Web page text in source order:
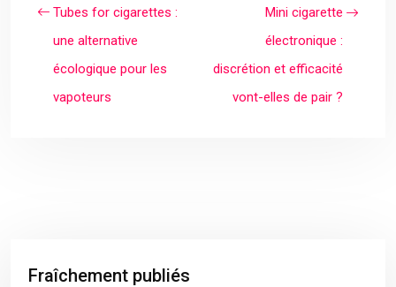
Tubes for cigarettes :
une alternative
écologique pour les
vapoteurs
Mini cigarette
électronique :
discrétion et efficacité
vont-elles de pair ?
Fraîchement publiés